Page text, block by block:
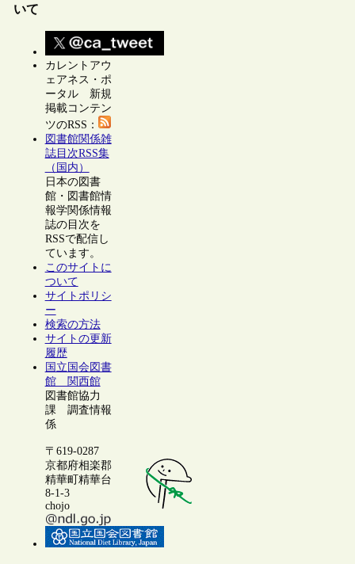
いて
カレントアウ
ェアネス・ポ
ータル 新規
掲載コンテン
ツのRSS：
図書館関係雑
誌目次RSS集
（国内）
日本の図書
館・図書館情
報学関係情報
誌の目次を
RSSで配信し
ています。
このサイトに
ついて
サイトポリシ
ー
検索の方法
サイトの更新
履歴
国立国会図書
館 関西館
図書館協力
課 調査情報
係
〒619-0287
京都府相楽郡
精華町精華台
8-1-3
chojo